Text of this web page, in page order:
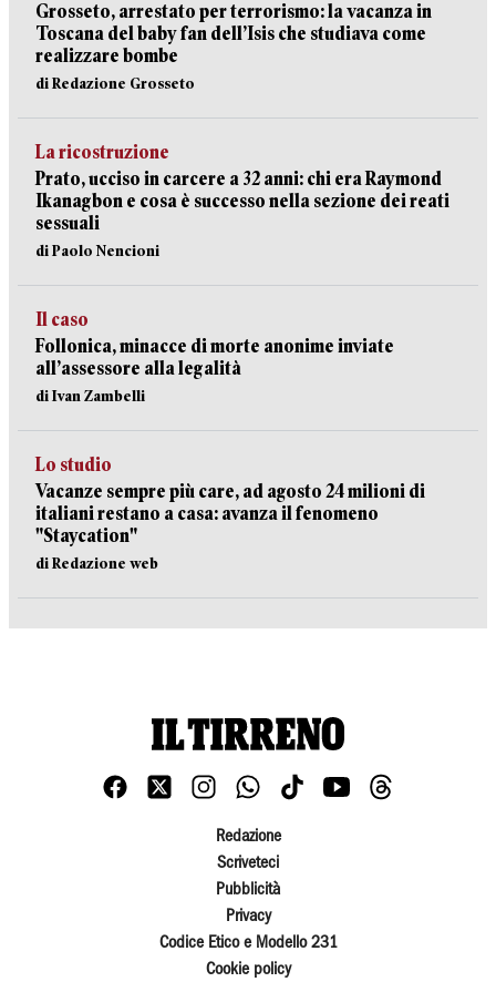
Grosseto, arrestato per terrorismo: la vacanza in
Toscana del baby fan dell’Isis che studiava come
realizzare bombe
di Redazione Grosseto
La ricostruzione
Prato, ucciso in carcere a 32 anni: chi era Raymond
Ikanagbon e cosa è successo nella sezione dei reati
sessuali
di Paolo Nencioni
Il caso
Follonica, minacce di morte anonime inviate
all’assessore alla legalità
di Ivan Zambelli
Lo studio
Vacanze sempre più care, ad agosto 24 milioni di
italiani restano a casa: avanza il fenomeno
"Staycation"
di Redazione web
Redazione
Scriveteci
Pubblicità
Privacy
Codice Etico e Modello 231
Cookie policy